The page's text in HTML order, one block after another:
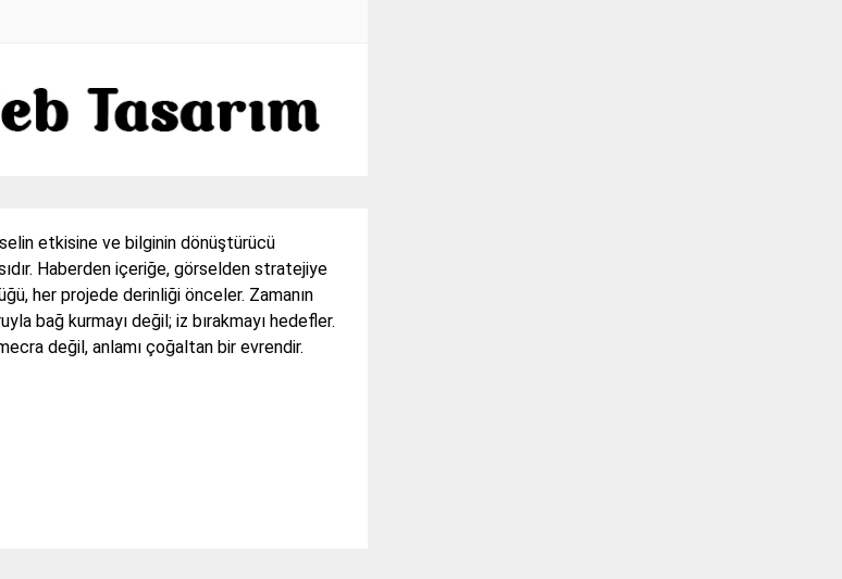
etkisine ve bilginin dönüştürücü
Haberden içeriğe, görselden stratejiye
her projede derinliği önceler. Zamanın
bağ kurmayı değil; iz bırakmayı hedefler.
değil, anlamı çoğaltan bir evrendir.